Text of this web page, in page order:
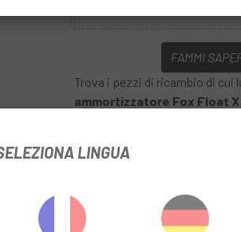
FAMMI
Trova i pezzi di ricambio di cui
ammortizzatore Fox Float X
LINGUA